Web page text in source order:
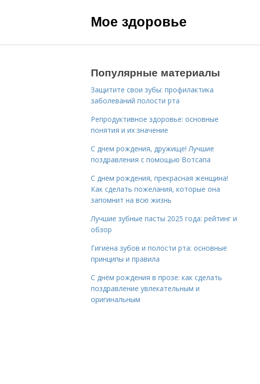
Мое здоровье
Популярные материалы
Защитите свои зубы: профилактика
заболеваний полости рта
Репродуктивное здоровье: основные
понятия и их значение
С днем рождения, дружище! Лучшие
поздравления с помощью Вотсапа
С днем рождения, прекрасная женщина!
Как сделать пожелания, которые она
запомнит на всю жизнь
Лучшие зубные пасты 2025 года: рейтинг и
обзор
Гигиена зубов и полости рта: основные
принципы и правила
С днём рождения в прозе: как сделать
поздравление увлекательным и
оригинальным